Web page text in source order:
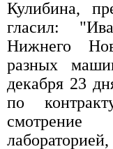
Кулибина,
гласил:
Нижнего
разных
декабря 23
по